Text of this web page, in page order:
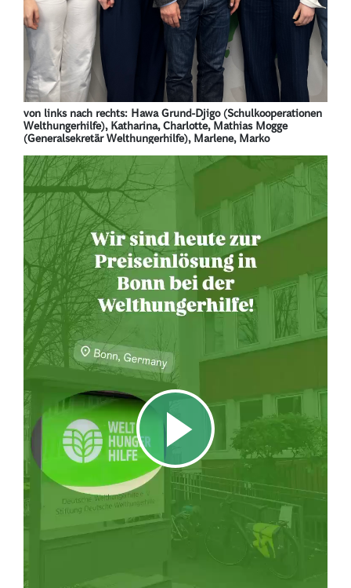
von links nach rechts: Hawa Grund-Djigo (Schulkooperationen
Welthungerhilfe), Katharina, Charlotte, Mathias Mogge
(Generalsekretär Welthungerhilfe), Marlene, Marko